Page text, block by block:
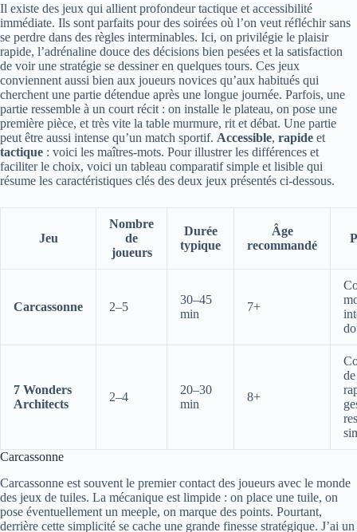
Il existe des jeux qui allient profondeur tactique et accessibilité
immédiate. Ils sont parfaits pour des soirées où l’on veut réfléchir sans
se perdre dans des règles interminables. Ici, on privilégie le plaisir
rapide, l’adrénaline douce des décisions bien pesées et la satisfaction
de voir une stratégie se dessiner en quelques tours. Ces jeux
conviennent aussi bien aux joueurs novices qu’aux habitués qui
cherchent une partie détendue après une longue journée. Parfois, une
partie ressemble à un court récit : on installe le plateau, on pose une
première pièce, et très vite la table murmure, rit et débat. Une partie
peut être aussi intense qu’un match sportif. Accessible, rapide et
tactique : voici les maîtres-mots. Pour illustrer les différences et
faciliter le choix, voici un tableau comparatif simple et lisible qui
résume les caractéristiques clés des deux jeux présentés ci‑dessous.
Jeu
Nombre
de
joueurs
Durée
typique
Âge
recommandé
Carcassonne 2–5
30–45
min
7+
7 Wonders
Architects
2–4
20–30
min
8+
Carcassonne
Carcassonne est souvent le premier contact des joueurs avec le monde
des jeux de tuiles. La mécanique est limpide : on place une tuile, on
pose éventuellement un meeple, on marque des points. Pourtant,
derrière cette simplicité se cache une grande finesse stratégique. J’ai un